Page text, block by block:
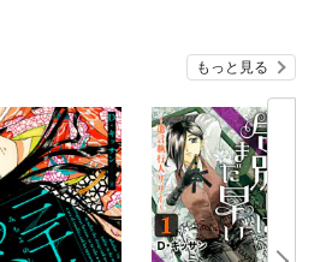
もっと見る